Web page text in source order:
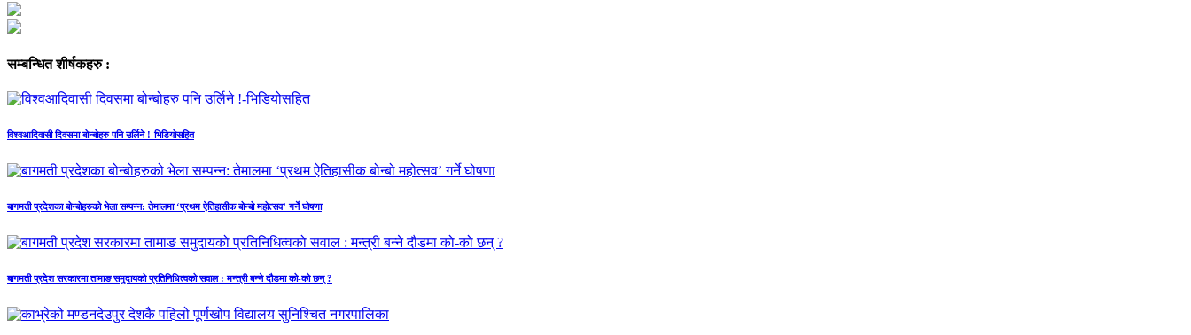
सम्बन्धित शीर्षकहरु :
विश्वआदिवासी दिवसमा बोन्बोहरु पनि उर्लिने !-भिडियोसहित
बागमती प्रदेशका बोन्बोहरुको भेला सम्पन्न: तेमालमा ‘प्रथम ऐतिहासीक बोन्बो महोत्सव’ गर्ने घोषणा
बागमती प्रदेश सरकारमा तामाङ समुदायको प्रतिनिधित्वको सवाल : मन्त्री बन्ने दौडमा को‐को छन् ?